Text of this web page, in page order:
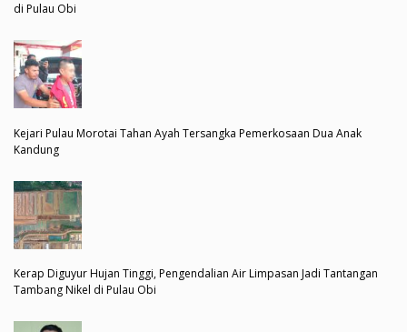
di Pulau Obi
Kejari Pulau Morotai Tahan Ayah Tersangka Pemerkosaan Dua Anak
Kandung
Kerap Diguyur Hujan Tinggi, Pengendalian Air Limpasan Jadi Tantangan
Tambang Nikel di Pulau Obi